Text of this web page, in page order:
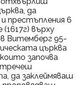
да
престъпления 6
(1617г) върху
Витемберг 95-
църква
започва
да заклеймяваш